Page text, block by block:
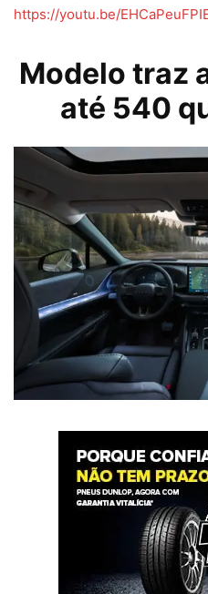
https://youtu.be/
Modelo traz
até 540